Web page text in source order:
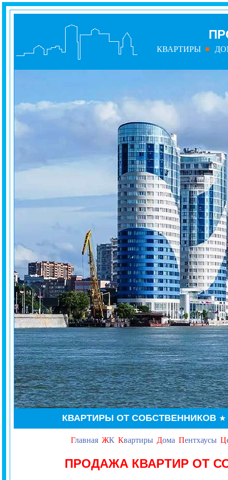
КВАРТИРЫ
КВАРТИРЫ ОТ СОБСТВЕННИКОВ ★
Главная ЖК Квартиры Дома Пентхаусы Ц
ПРОДАЖА КВАРТИР ОТ